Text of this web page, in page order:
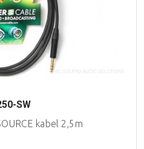
SW
kabel 2,5m